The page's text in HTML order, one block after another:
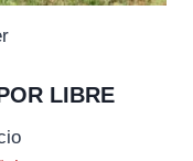
LIBRE